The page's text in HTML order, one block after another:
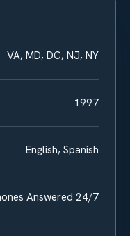
VA, MD, DC, NJ, NY
1997
English, Spanish
Answered 24/7